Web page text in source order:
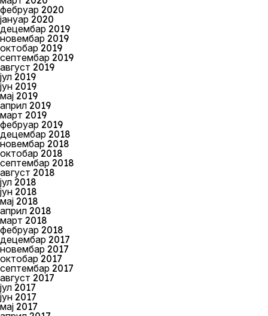
фебруар 2020
јануар 2020
децембар 2019
новембар 2019
октобар 2019
септембар 2019
август 2019
јул 2019
јун 2019
мај 2019
април 2019
март 2019
фебруар 2019
децембар 2018
новембар 2018
октобар 2018
септембар 2018
август 2018
јул 2018
јун 2018
мај 2018
април 2018
март 2018
фебруар 2018
децембар 2017
новембар 2017
октобар 2017
септембар 2017
август 2017
јул 2017
јун 2017
мај 2017